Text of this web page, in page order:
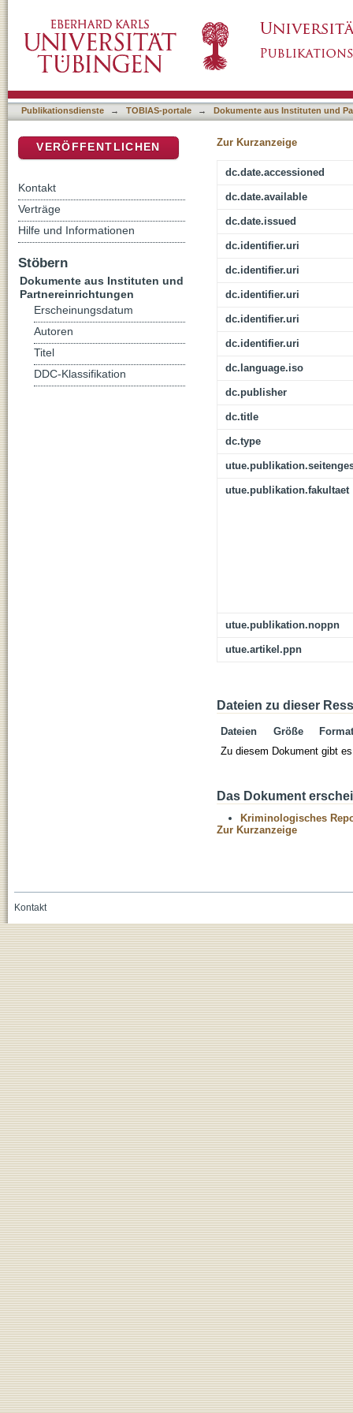
Publikationsdienste → TOBIAS-portale → Dokumente aus Instituten und
Zur Kurzanzeige
dc.date.accessioned
dc.date.available
dc.date.issued
dc.identifier.uri
dc.identifier.uri
dc.identifier.uri
dc.identifier.uri
dc.identifier.uri
dc.language.iso
dc.publisher
dc.title
dc.type
utue.publikation.fakultaet
utue.publikation.noppn
utue.artikel.ppn
Dateien zu dieser
Dateien Größe
Format
Zu diesem Dokument gibt
Das Dokument
Kriminologisches
Zur Kurzanzeige
VERÖFFENTLICHEN
Kontakt
Verträge
Hilfe und Informationen
Stöbern
Dokumente aus Instituten und
Partnereinrichtungen
Erscheinungsdatum
Autoren
Titel
DDC-Klassifikation
Kontakt